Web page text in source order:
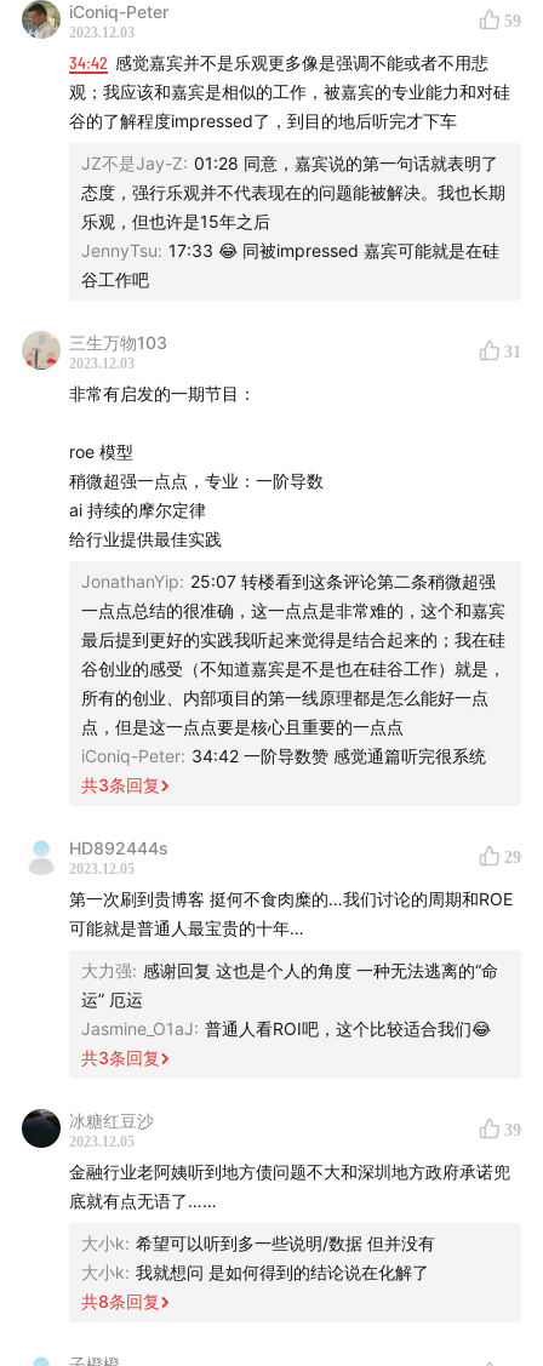
导游：曲凯，42章经创始人
九号珍藏：莫傑麟，家族办公室资深从业者
时光机】
Part 1 悲观与乐观
00:46你对未来是乐观还是悲观？
02:16大家情绪上悲观，但行动上反而更拼了
未来不是没有回报了，而是回报的反馈周期变长了
4:37
5:26行业拆解①：房地产的 ROE
行业拆解③：互联网的 ROE
新时代的范式迁移：低毛利→高毛利
Part 3 经济发展的明线与暗线
16:03明线：新的产业趋势与发展机会
16:22 暗线：宏观政策、经济周期等个体只能认知，无
法改变的因子
做事情最好的节点不是拐点到来的那一刻，而是
预期拐点将要来的那一刻
23:49暗线展望：去库存接近尾声，积蓄的问题在稳步
iConiq-Peter
2023.12.03
59
34:42 感觉嘉宾并不是乐观更多像是强调不能或者不用悲
观；我应该和嘉宾是相似的工作，被嘉宾的专业能力和对硅
谷的了解程度impressed了，到目的地后听完才下车
JZ不是Jay-Z: 01:28 同意，嘉宾说的第一句话就表明了
态度，强行乐观并不代表现在的问题能被解决。我也长期
乐观，但也许是15年之后
JennyTsu: 17:33 😂 同被impressed 嘉宾可能就是在硅
谷工作吧
三生万物103
2023.12.03
31
非常有启发的一期节目：
roe 模型
稍微超强一点点，专业：一阶导数
ai 持续的摩尔定律
给行业提供最佳实践
JonathanYip: 25:07 转楼看到这条评论第二条稍微超强
一点点总结的很准确，这一点点是非常难的，这个和嘉宾
最后提到更好的实践我听起来觉得是结合起来的；我在硅
谷创业的感受（不知道嘉宾是不是也在硅谷工作）就是，
所有的创业、内部项目的第一线原理都是怎么能好一点
点，但是这一点点要是核心且重要的一点点
iConiq-Peter: 34:42 一阶导数赞 感觉通篇听完很系统
共3条回复
HD892444s
2023.12.05
29
第一次刷到贵博客 挺何不食肉糜的…我们讨论的周期和ROE
可能就是普通人最宝贵的十年…
大力强: 感谢回复 这也是个人的角度 一种无法逃离的“命
运” 厄运
Jasmine_O1aJ: 普通人看ROI吧，这个比较适合我们😂
共3条回复
冰糖红豆沙
2023.12.05
39
金融行业老阿姨听到地方债问题不大和深圳地方政府承诺兜
底就有点无语了……
大小k: 希望可以听到多一些说明/数据 但并没有
大小k: 我就想问 是如何得到的结论说在化解了
共8条回复